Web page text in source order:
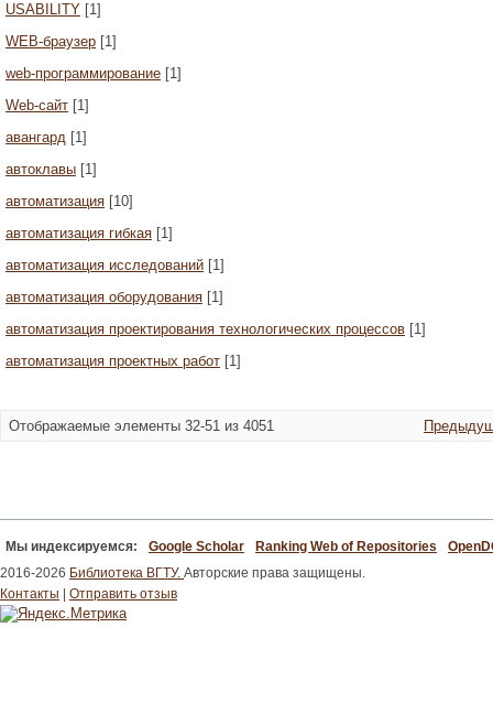
USABILITY [1]
WEB-браузер [1]
web-программирование [1]
Web-сайт [1]
авангард [1]
автоклавы [1]
автоматизация [10]
автоматизация гибкая [1]
автоматизация исследований [1]
автоматизация оборудования [1]
автоматизация проектирования технологических процессов [1]
автоматизация проектных работ [1]
Отображаемые элементы 32-51 из 4051
Мы индексируемся: Google Scholar Ranking Web of Repositories
2016-2026 Библиотека ВГТУ. Авторские права защищены.
Контакты
Отправить отзыв